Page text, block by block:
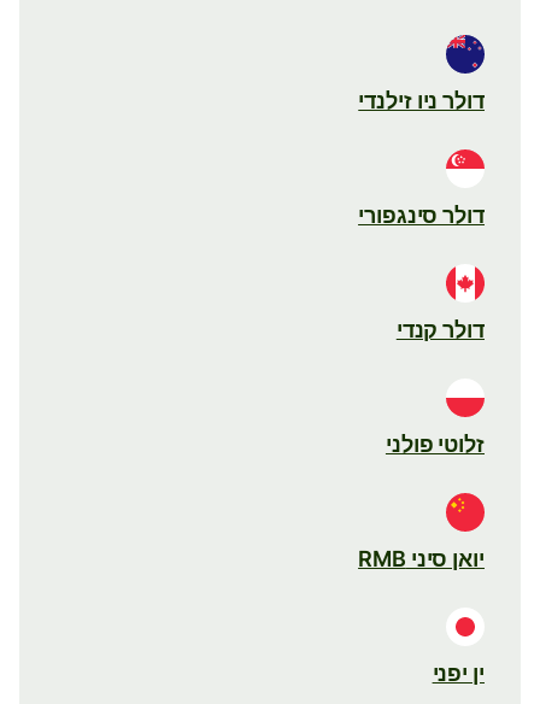
דולר ניו זילנדי
דולר סינגפורי
דולר קנדי
זלוטי פולני
יואן סיני RMB
ין יפני